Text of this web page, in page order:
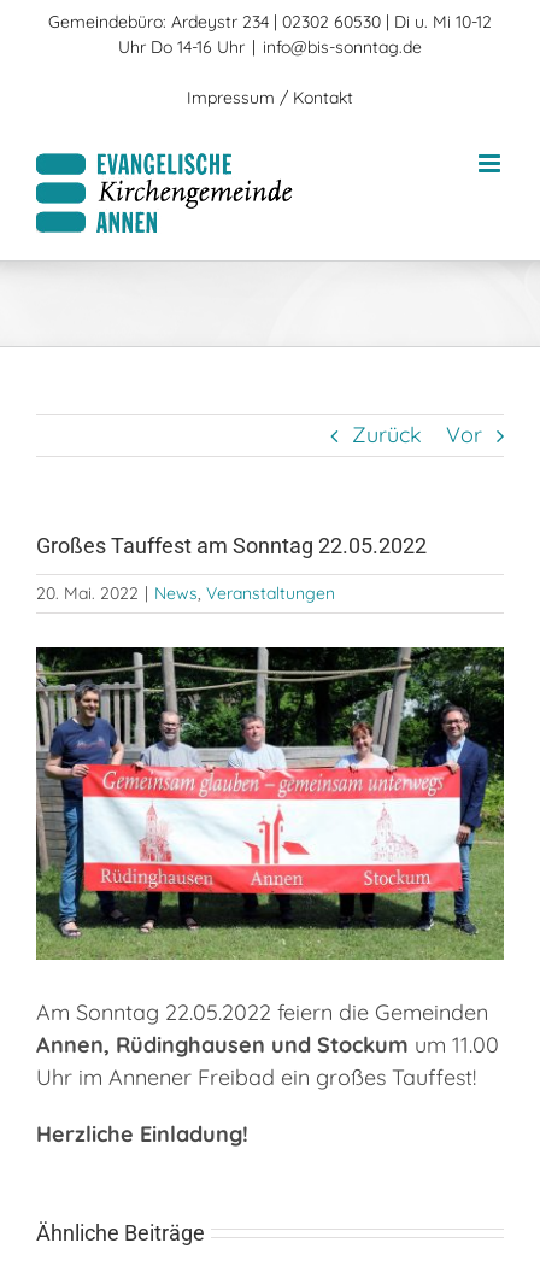
Gemeindebüro: Ardeystr 234 | 02302 60530 | Di u. Mi 10-12
Uhr Do 14-16 Uhr | info@bis-sonntag.de
Impressum / Kontakt
Zurück Vor
Großes Tauffest am Sonntag 22.05.2022
20. Mai. 2022 | News, Veranstaltungen
Zeige
grösseres
Bild
Am Sonntag 22.05.2022 feiern die Gemeinden
Annen, Rüdinghausen und Stockum um 11.00
Uhr im Annener Freibad ein großes Tauffest!
Herzliche Einladung!
Ähnliche Beiträge